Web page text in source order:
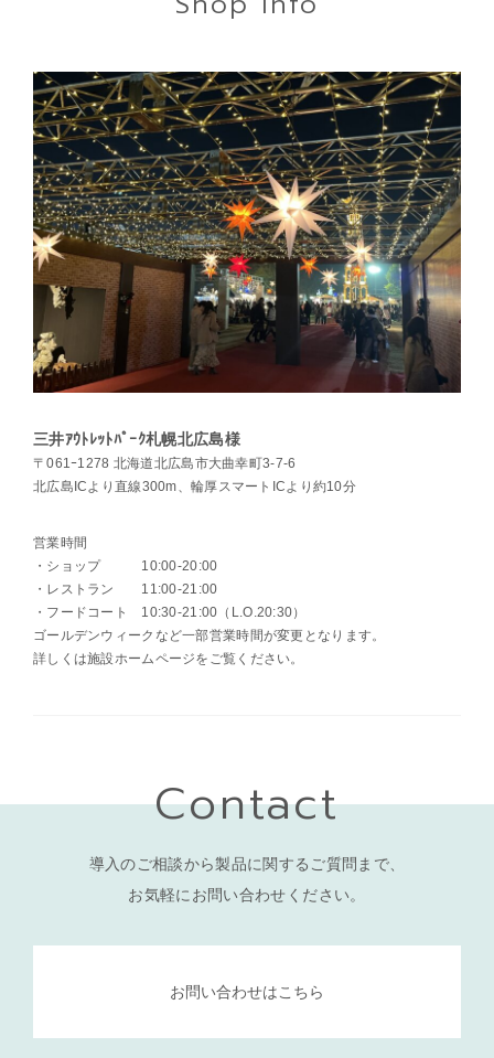
三井ｱｳﾄﾚｯﾄﾊﾟｰｸ札幌北広島様
〒061ｰ1278 北海道北広島市大曲幸町3-7-6
北広島ICより直線300m、輪厚スマートICより約10分
営業時間
・ショップ 10:00-20:00
・レストラン 11:00-21:00
・フードコート 10:30-21:00（L.O.20:30）
ゴールデンウィークなど一部営業時間が変更となります。
詳しくは施設ホームページをご覧ください。
Contact
導入のご相談から製品に関するご質問まで、
お気軽にお問い合わせください。
お問い合わせはこちら